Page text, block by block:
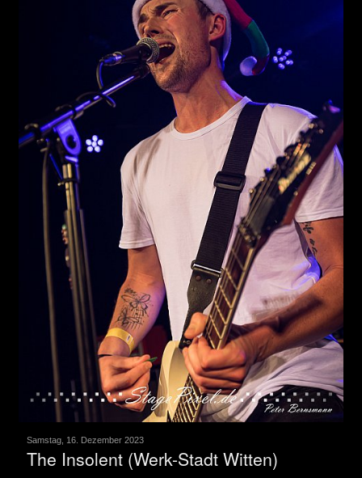
Samstag, 16. Dezember 2023
The Insolent (Werk-Stadt Witten)